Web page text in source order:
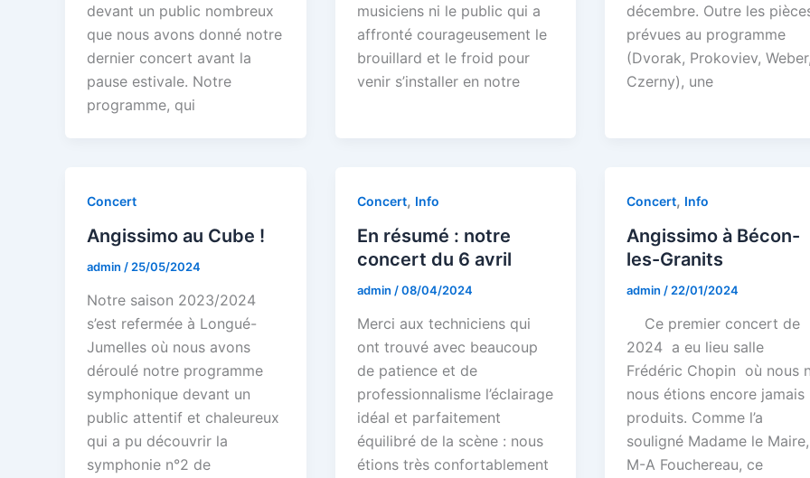
devant un public nombreux
que nous avons donné notre
dernier concert avant la
pause estivale. Notre
programme, qui
musiciens ni le public qui a
affronté courageusement le
brouillard et le froid pour
venir s’installer en notre
décembre. Outre les
prévues au programme
(Dvorak, Prokoviev,
Czerny), une
Concert
Angissimo au Cube !
admin / 25/05/2024
Notre saison 2023/2024
s’est refermée à Longué-
Jumelles où nous avons
déroulé notre programme
symphonique devant un
public attentif et chaleureux
qui a pu découvrir la
symphonie n°2 de
Concert, Info
En résumé : notre
concert du 6 avril
admin /08/04/2024
Merci aux techniciens qui
ont trouvé avec beaucoup
de patience et de
professionnalisme l’éclairage
idéal et parfaitement
équilibré de la scène : nous
étions très confortablement
Concert, Info
Angissimo à Bécon-
les-Granits
admin / 22/01/2024
Ce premier concert de
2024 a eu lieu salle
Frédéric Chopin où nous
nous étions encore jamais
produits. Comme l’a
souligné Madame le
M-A Fouchereau, ce